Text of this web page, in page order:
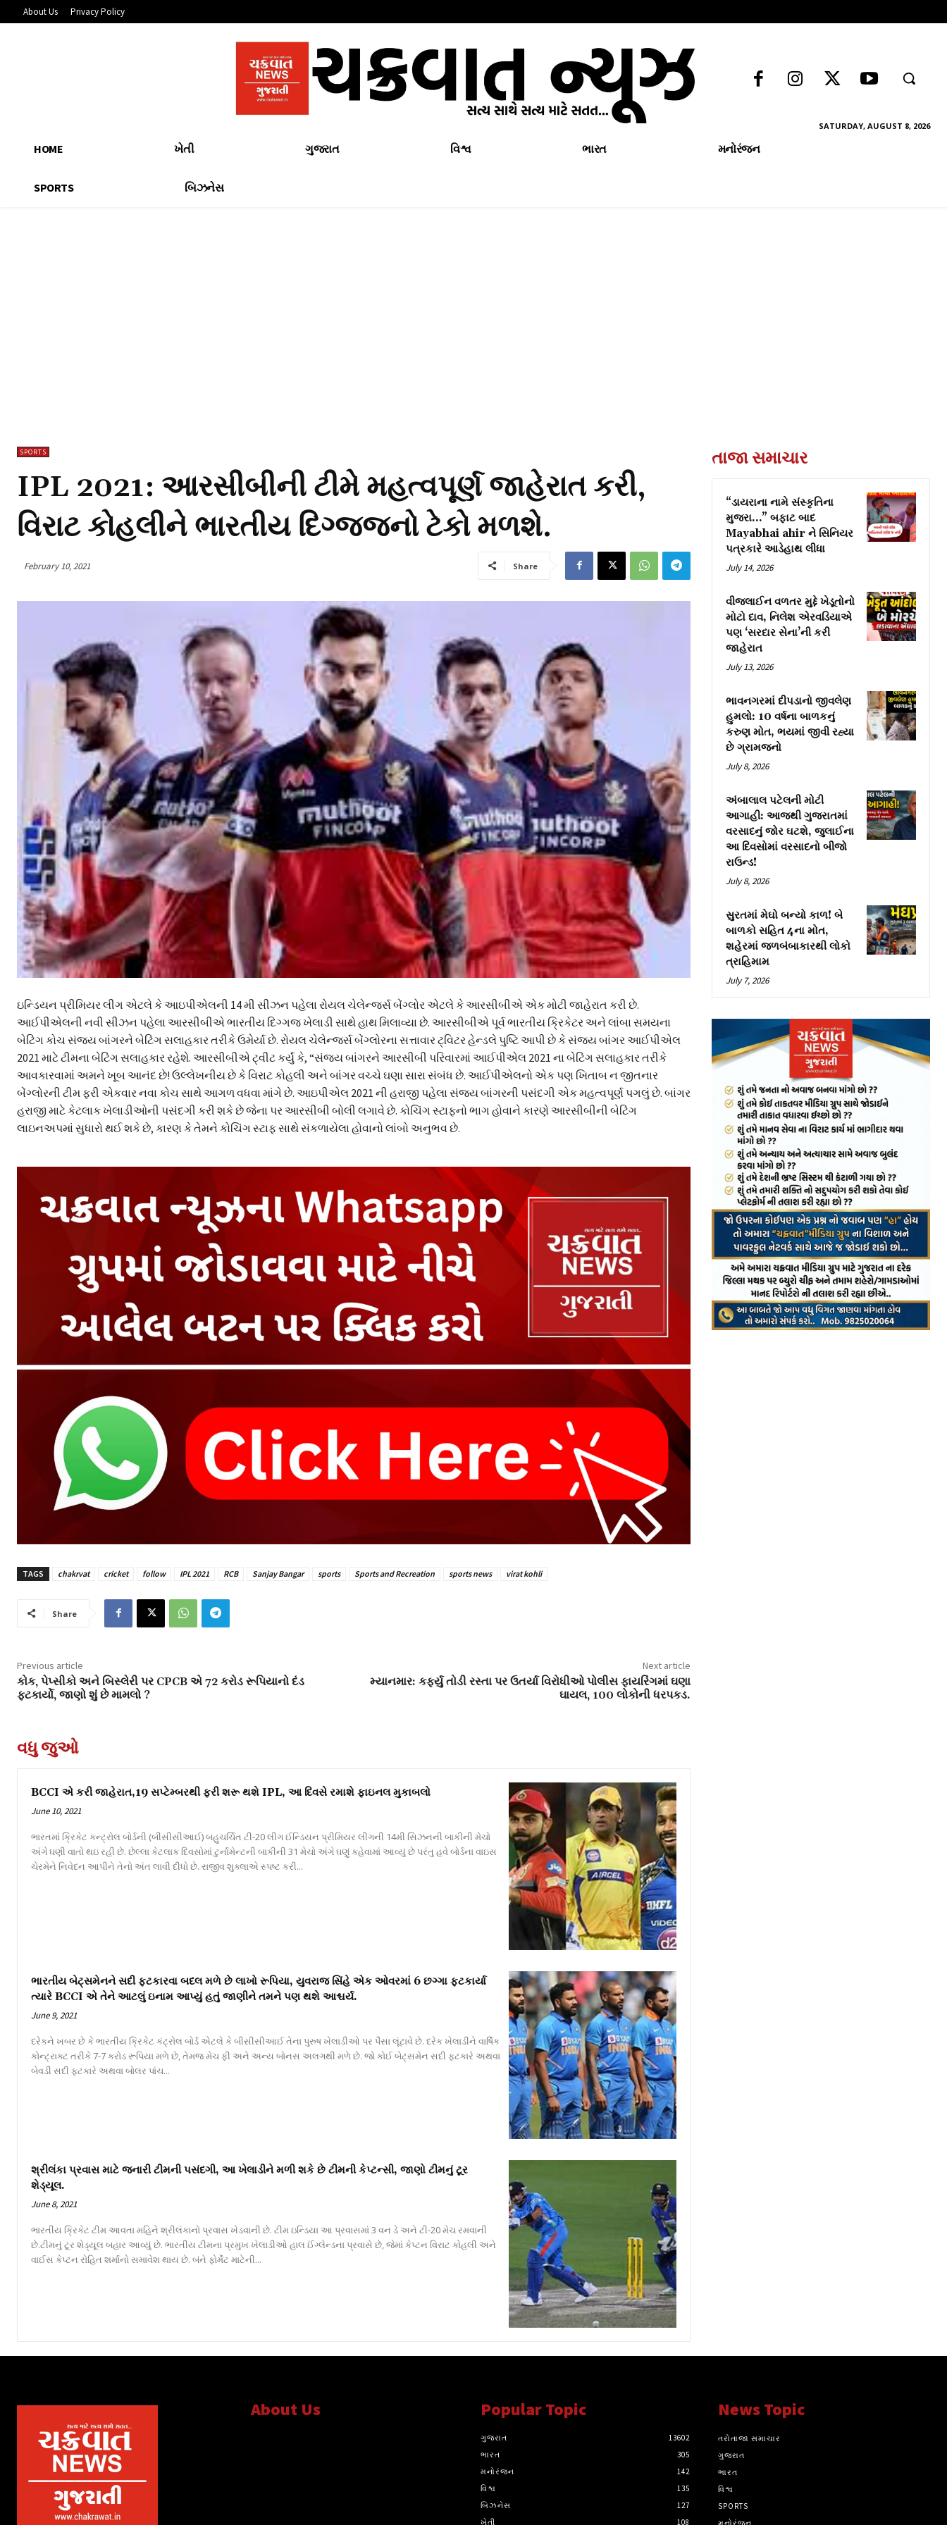
About Us Privacy Policy
SATURDAY, AUGUST 8, 2026
HOME ખેતી ગુજરાત વિશ્વ ભારત મનોરંજન
SPORTS બિઝનેસ
SPORTS
IPL 2021: આરસીબીની ટીમે મહત્વપૂર્ણ જાહેરાત કરી,
વિરાટ કોહલીને ભારતીય દિગ્જ્જનો ટેકો મળશે.
February 10, 2021 Share
ઇન્ડિયન પ્રીમિયર લીગ એટલે કે આઇપીએલની 14 મી સીઝન પહેલા રોયલ ચેલેન્જર્સ બેંગ્લોર એટલે કે આરસીબીએ એક મોટી જાહેરાત કરી છે.
આઈપીએલની નવી સીઝન પહેલા આરસીબીએ ભારતીય દિગ્ગજ ખેલાડી સાથે હાથ મિલાવ્યા છે. આરસીબીએ પૂર્વ ભારતીય ક્રિકેટર અને લાંબા સમયના
બેટિંગ કોચ સંજય બાંગરને બેટિંગ સલાહકાર તરીકે ઉમેર્યા છે. રોયલ ચેલેન્જર્સ બેંગ્લોરના સત્તાવાર ટ્વિટર હેન્ડલે પુષ્ટિ આપી છે કે સંજય બાંગર આઈપીએલ
2021 માટે ટીમના બેટિંગ સલાહકાર રહેશે. આરસીબીએ ટ્વીટ કર્યું કે, “સંજય બાંગરને આરસીબી પરિવારમાં આઈપીએલ 2021 ના ​​બેટિંગ સલાહકાર તરીકે
આવકારવામાં અમને ખૂબ આનંદ છે! ઉલ્લેખનીય છે કે વિરાટ કોહલી અને બાંગર વચ્ચે ઘણા સારા સંબંધ છે. આઈપીએલનો એક પણ ખિતાબ ન જીતનાર
બેંગ્લોરની ટીમ ફરી એકવાર નવા કોચ સાથે આગળ વધવા માંગે છે. આઇપીએલ 2021 ની હરાજી પહેલા સંજય બાંગરની પસંદગી એક મહત્વપૂર્ણ પગલું છે. બાંગર
હરાજી માટે કેટલાક ખેલાડીઓની પસંદગી કરી શકે છે જેના પર આરસીબી બોલી લગાવે છે. કોચિંગ સ્ટાફનો ભાગ હોવાને કારણે આરસીબીની બેટિંગ
લાઇનઅપમાં સુધારો થઈ શકે છે, કારણ કે તેમને કોચિંગ સ્ટાફ સાથે સંકળાયેલા હોવાનો લાંબો અનુભવ છે.
TAGS chakrvat cricket follow IPL 2021 RCB Sanjay Bangar sports Sports and Recreation sports news virat kohli
Share
Previous article
કોક, પેપ્સીકો અને બિસ્લેરી પર CPCB એ 72 કરોડ રૂપિયાનો દંડ
ફટકાર્યો, જાણો શું છે મામલો ?
Next article
મ્યાનમાર: કર્ફ્યુ તોડી રસ્તા પર ઉતર્યા વિરોધીઓ પોલીસ ફાયરિંગમાં ઘણા
ઘાયલ, 100 લોકોની ધરપકડ.
વધુ જુઓ
BCCI એ કરી જાહેરાત,19 સપ્ટેમ્બરથી ફરી શરૂ થશે IPL, આ દિવસે રમાશે ફાઇનલ મુકાબલો
June 10, 2021
ભારતમાં ક્રિકેટ કન્ટ્રોલ બોર્ડની (બીસીસીઆઈ) બહુચર્ચિત ટી-20 લીગ ઈન્ડિયન પ્રીમિયર લીગની 14મી સિઝનની બાકીની મેચો
અંગે ઘણી વાતો થઇ રહી છે. છેલ્લા કેટલાક દિવસોમાં ટુર્નામેન્ટની બાકીની 31 મેચો અંગે ઘણું કહેવામાં આવ્યું છે પરંતુ હવે બોર્ડના વાઇસ
ચેરમેને નિવેદન આપીને તેનો અંત લાવી દીધો છે. રાજીવ શુક્લાએ સ્પષ્ટ કરી...
ભારતીય બેટ્સમેનને સદી ફટકારવા બદલ મળે છે લાખો રૂપિયા, યુવરાજ સિંહે એક ઓવરમાં 6 છગ્ગા ફટકાર્યા
ત્યારે BCCI એ તેને આટલું ઇનામ આપ્યું હતું જાણીને તમને પણ થશે આશ્ચર્ય.
June 9, 2021
દરેકને ખબર છે કે ભારતીય ક્રિકેટ કંટ્રોલ બોર્ડ એટલે કે બીસીસીઆઈ તેના પુરુષ ખેલાડીઓ પર પૈસા લૂંટાવે છે. દરેક ખેલાડીને વાર્ષિક
કોન્ટ્રાક્ટ તરીકે 7-7 કરોડ રૂપિયા મળે છે, તેમજ મેચ ફી અને અન્ય બોનસ અલગથી મળે છે. જો કોઈ બેટ્સમેન સદી ફટકારે અથવા
બેવડી સદી ફટકારે અથવા બોલર પાંચ...
શ્રીલંકા પ્રવાસ માટે જનારી ટીમની પસંદગી, આ ખેલાડીને મળી શકે છે ટીમની કેપ્ટન્સી, જાણો ટીમનું ટૂર
શેડ્યૂલ.
June 8, 2021
ભારતીય ક્રિકેટ ટીમ આવતા મહિને શ્રીલંકાનો પ્રવાસ ખેડવાની છે. ટીમ ઇન્ડિયા આ પ્રવાસમાં 3 વન ડે અને ટી-20 મેચ રમવાની
છે.ટીમનું ટૂર શેડ્યૂલ બહાર આવ્યું છે. ભારતીય ટીમના પ્રમુખ ખેલાડીઓ હાલ ઈંગ્લેન્ડના પ્રવાસે છે, જેમાં કેપ્ટન વિરાટ કોહલી અને
વાઈસ કેપ્ટન રોહિત શર્માનો સમાવેશ થાય છે. બંને ફોર્મેટ માટેની...
તાજા સમાચાર
“ડાયરાના નામે સંસ્કૃતિના
મુજરા…” બફાટ બાદ
Mayabhai ahir ને સિનિયર
પત્રકારે આડેહાથ લીધા
July 14, 2026
વીજલાઈન વળતર મુદ્દે ખેડૂતોનો
મોટો દાવ, નિલેશ એરવડિયાએ
પણ ‘સરદાર સેના’ની કરી
જાહેરાત
July 13, 2026
ભાવનગરમાં દીપડાનો જીવલેણ
હુમલો: 10 વર્ષના બાળકનું
કરુણ મોત, ભયમાં જીવી રહ્યા
છે ગ્રામજનો
July 8, 2026
અંબાલાલ પટેલની મોટી
આગાહી: આજથી ગુજરાતમાં
વરસાદનું જોર ઘટશે, જુલાઈના
આ દિવસોમાં વરસાદનો બીજો
રાઉન્ડ!
July 8, 2026
સુરતમાં મેઘો બન્યો કાળ! બે
બાળકો સહિત 4ના મોત,
શહેરમાં જળબંબાકારથી લોકો
ત્રાહિમામ
July 7, 2026
About Us Popular Topic
ગુજરાત
13602
ભારત
305
મનોરંજન
142
વિશ્વ
135
બિઝનેસ
127
ખેતી
108
News Topic
તરોતાજા સમાચાર
ગુજરાત
ભારત
વિશ્વ
SPORTS
મનોરંજન